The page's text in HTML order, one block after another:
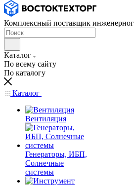
Комплексный поставщик
Каталог
По всему сайту
По каталогу
Каталог
Вентиляция
Генераторы, ИБП,
Солнечные
системы